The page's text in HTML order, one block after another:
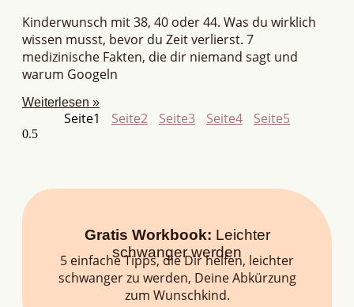
Kinderwunsch mit 38, 40 oder 44. Was du wirklich
wissen musst, bevor du Zeit verlierst. 7
medizinische Fakten, die dir niemand sagt und
warum Googeln
Weiterlesen »
Seite1 Seite2 Seite3 Seite4 Seite5
Gratis Workbook: Leichter
schwanger werden
5 einfache Tipps, die Dir helfen, leichter
schwanger zu werden, Deine Abkürzung
zum Wunschkind.